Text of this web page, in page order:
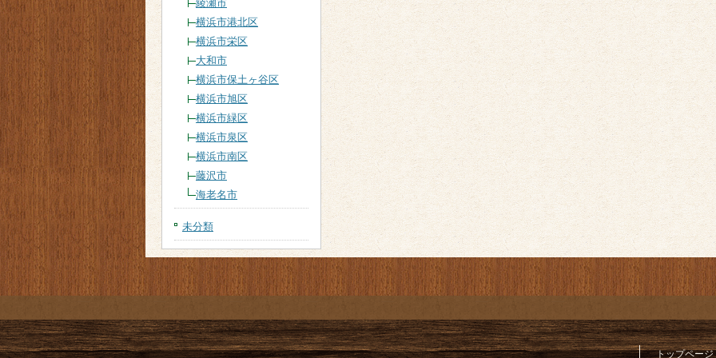
横浜市港北区
横浜市栄区
大和市
横浜市保土ヶ谷区
横浜市旭区
横浜市緑区
横浜市泉区
横浜市南区
藤沢市
海老名市
未分類
トップページ